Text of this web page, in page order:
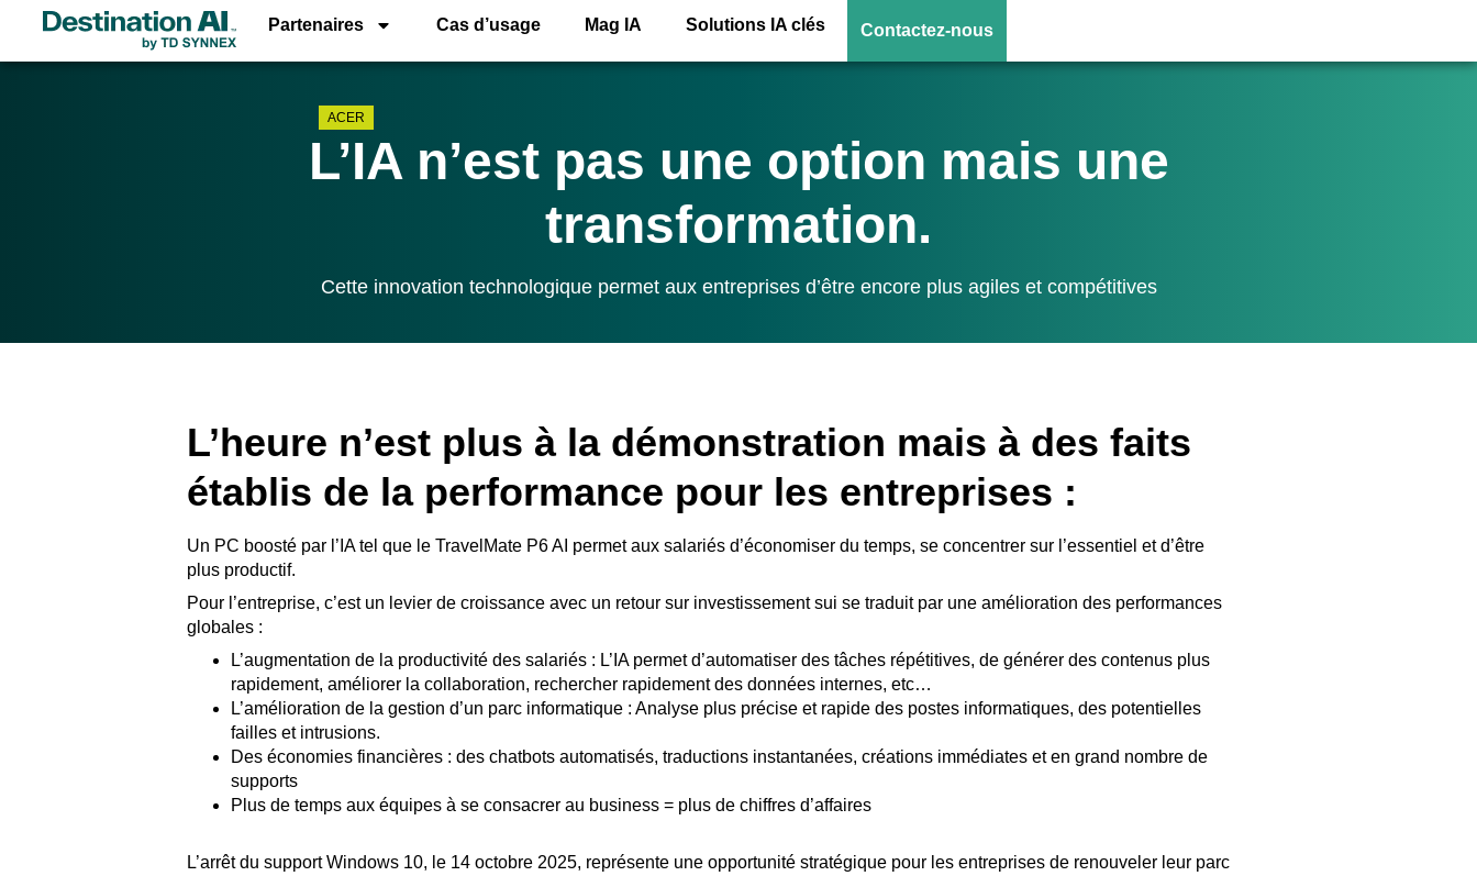
Partenaires Cas d’usage Mag IA Solutions IA clés Contactez-nous
ACER
L’IA n’est pas une option mais une
transformation.
Cette innovation technologique permet aux entreprises d’être encore plus agiles et compétitives
L’heure n’est plus à la démonstration mais à des faits
établis de la performance pour les entreprises :
Un PC boosté par l’IA tel que le TravelMate P6 AI permet aux salariés d’économiser du temps, se concentrer sur l’essentiel et d’être
plus productif.
Pour l’entreprise, c’est un levier de croissance avec un retour sur investissement sui se traduit par une amélioration des performances
globales :
L’augmentation de la productivité des salariés : L’IA permet d’automatiser des tâches répétitives, de générer des contenus plus
rapidement, améliorer la collaboration, rechercher rapidement des données internes, etc…
L’amélioration de la gestion d’un parc informatique : Analyse plus précise et rapide des postes informatiques, des potentielles
failles et intrusions.
Des économies financières : des chatbots automatisés, traductions instantanées, créations immédiates et en grand nombre de
supports
Plus de temps aux équipes à se consacrer au business = plus de chiffres d’affaires
L’arrêt du support Windows 10, le 14 octobre 2025, représente une opportunité stratégique pour les entreprises de renouveler leur parc